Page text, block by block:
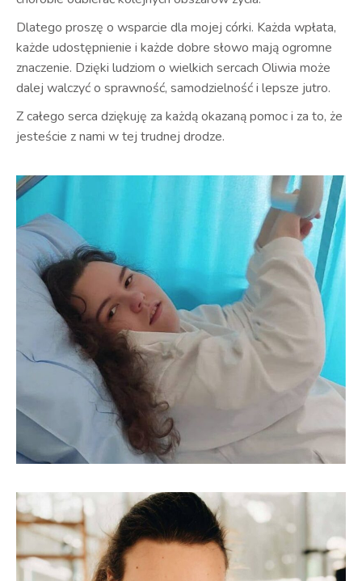
Dlatego proszę o wsparcie dla mojej córki. Każda wpłata,
każde udostępnienie i każde dobre słowo mają ogromne
znaczenie. Dzięki ludziom o wielkich sercach Oliwia może
dalej walczyć o sprawność, samodzielność i lepsze jutro.
Z całego serca dziękuję za każdą okazaną pomoc i za to, że
jesteście z nami w tej trudnej drodze.